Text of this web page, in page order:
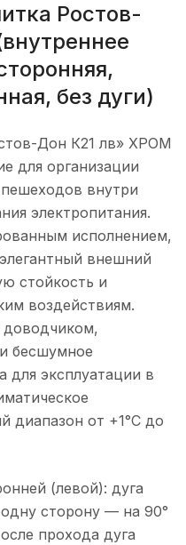
Ростов-
без дуги)
Дон К21 лв» ХРОМ
для организации
внутри
электропитания.
исполнением,
внешний
стойкость и
воздействиям.
доводчиком,
бесшумное
для эксплуатации в
диапазон от +1°C до
(левой): дуга
сторону — на 90°
прохода дуга